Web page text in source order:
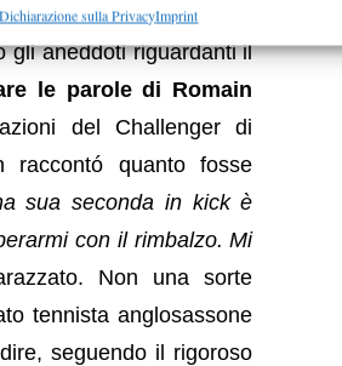
frodi, correggere errori,
Salvare e comunicare le
Dichiarazione sulla PrivacyImprint
gli aneddoti riguardanti il
le parole di Romain
del Challenger di
raccontó quanto fosse
sua seconda in kick è
con il rimbalzo. Mi
Non una sorte
tennista anglosassone
seguendo il rigoroso